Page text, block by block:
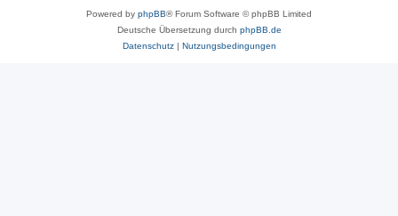
Powered by phpBB® Forum Software © phpBB Limited
Deutsche Übersetzung durch phpBB.de
Datenschutz| Nutzungsbedingungen